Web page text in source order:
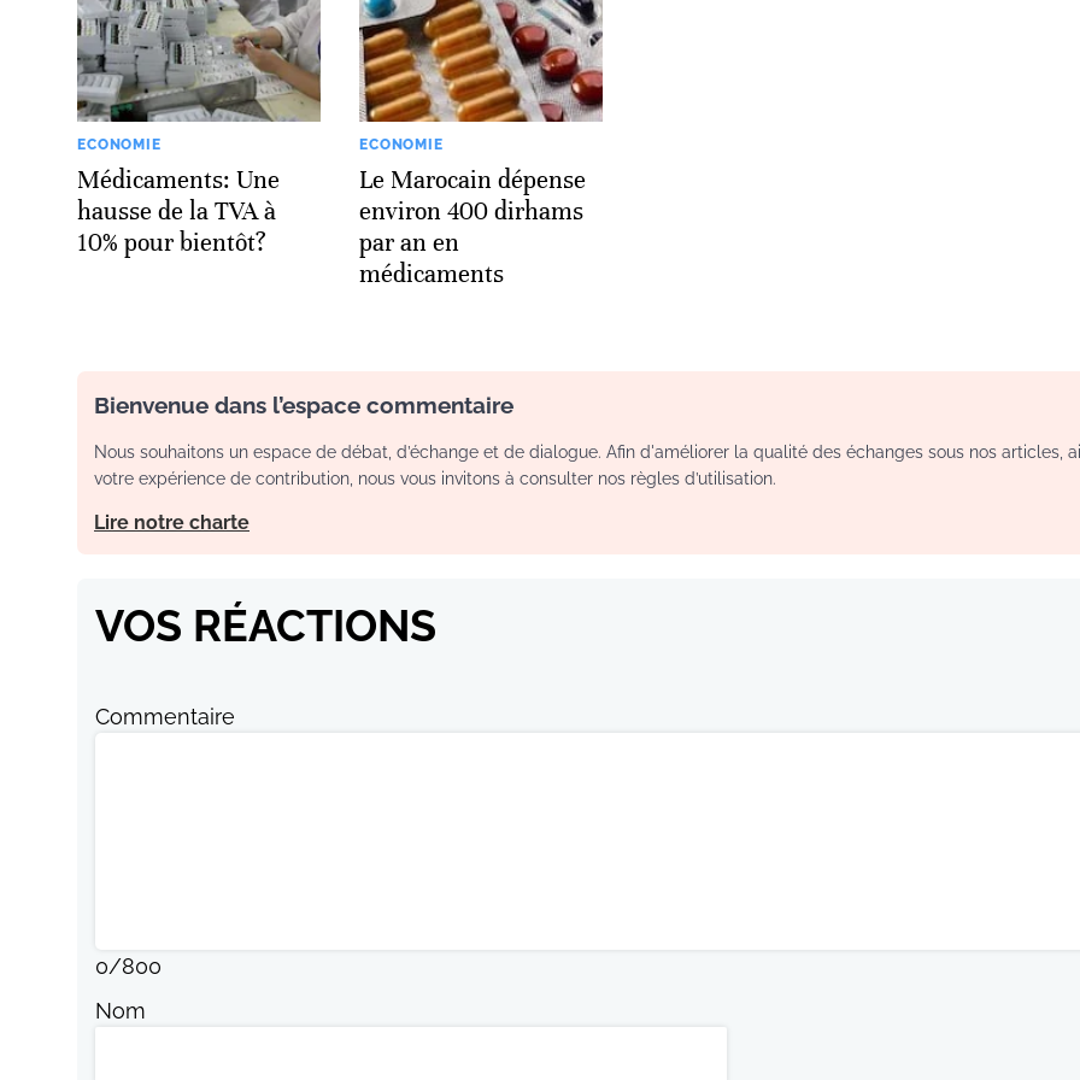
ECONOMIE
Médicaments: Une
hausse de la TVA à
10% pour bientôt?
ECONOMIE
Le Marocain dépense
environ 400 dirhams
par an en
médicaments
Bienvenue dans l’espace commentaire
Nous souhaitons un espace de débat, d’échange et de dialogue. Afin d'améliorer la qualité des échanges sous nos articles,
votre expérience de contribution, nous vous invitons à consulter nos règles d’utilisation.
Lire notre charte
VOS RÉACTIONS
Commentaire
0/800
Nom